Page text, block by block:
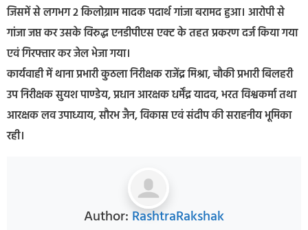
जिसमें से लगभग 2 किलोग्राम मादक पदार्थ गांजा बरामद हुआ। आरोपी से
गांजा जप्त कर उसके विरुद्ध एनडीपीएस एक्ट के तहत प्रकरण दर्ज किया गया
एवं गिरफ्तार कर जेल भेजा गया।
कार्यवाही में थाना प्रभारी कुठला निरीक्षक राजेंद्र मिश्रा, चौकी प्रभारी बिलहरी
उप निरीक्षक सुयश पाण्डेय, प्रधान आरक्षक धर्मेंद्र यादव, भरत विश्वकर्मा तथा
आरक्षक लव उपाध्याय, सौरभ जैन, विकास एवं संदीप की सराहनीय भूमिका
रही।
Author: RashtraRakshak